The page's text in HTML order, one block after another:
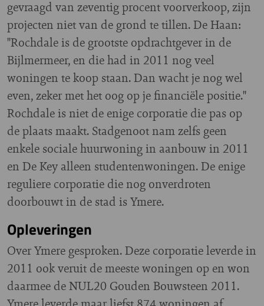
gevraagd van zeventig procent voorverkoop, zijn
projecten niet van de grond te tillen. De Haan:
"Rochdale is de grootste opdrachtgever in de
Bijlmermeer, en die had in 2011 nog veel
woningen te koop staan. Dan wacht je nog wel
even, zeker met het oog op je financiële positie."
Rochdale is niet de enige corporatie die pas op
de plaats maakt. Stadgenoot nam zelfs geen
enkele sociale huurwoning in aanbouw in 2011
en De Key alleen studentenwoningen. De enige
reguliere corporatie die nog onverdroten
doorbouwt in de stad is Ymere.
Opleveringen
Over Ymere gesproken. Deze corporatie leverde in
2011 ook veruit de meeste woningen op en won
daarmee de NUL20 Gouden Bouwsteen 2011.